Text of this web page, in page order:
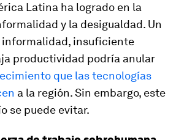
Latina ha logrado en la
y la desigualdad. Un
informalidad, insuficiente
productividad podría anular
que las tecnologías
a la región. Sin embargo, este
se puede evitar.